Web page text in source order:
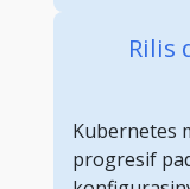
Rilis
Kubernetes
progresif